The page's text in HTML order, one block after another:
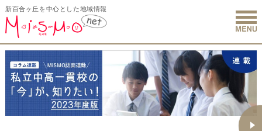
新百合ヶ丘を中心とした地域情報
新百合ヶ